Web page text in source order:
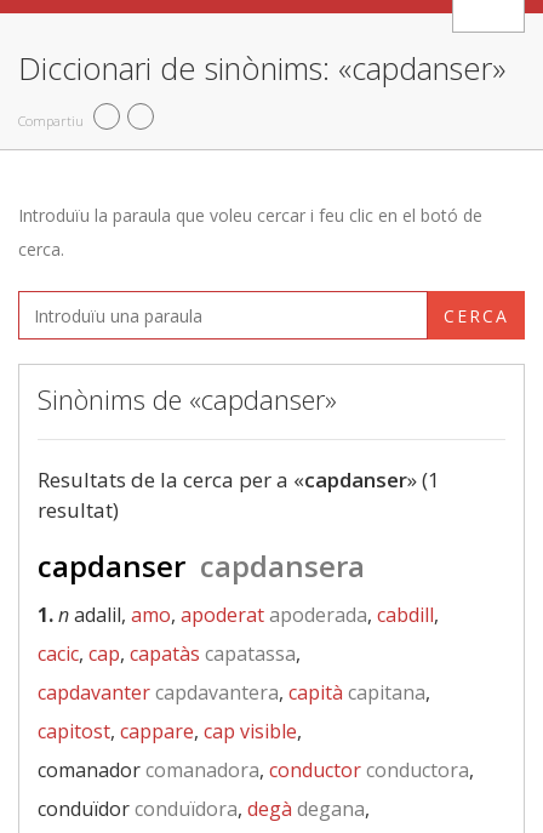
Diccionari de sinònims: «capdanser»
Compartiu
Introduïu la paraula que voleu cercar i feu clic en el botó de
cerca.
CERCA
Sinònims de «capdanser»
Resultats de la cerca per a «capdanser» (1
resultat)
capdanser capdansera
1.nadalil, amo, apoderatapoderada, cabdill,
cacic, cap, capatàs capatassa,
capdavantercapdavantera, capità capitana,
capitost, cappare, cap visible,
comanadorcomanadora, conductorconductora,
conduïdorconduïdora, degà degana,